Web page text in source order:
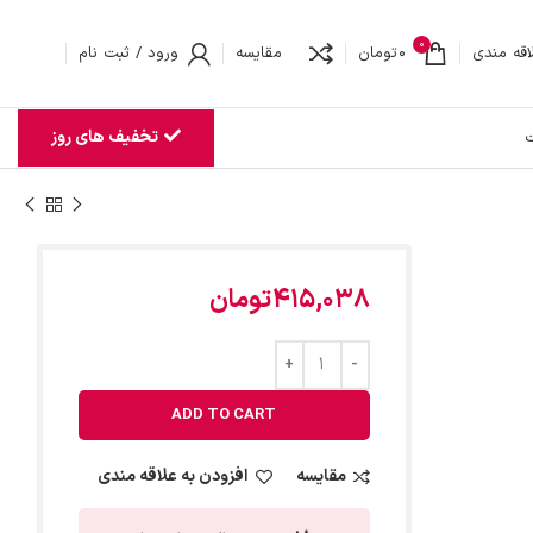
مندی 0
0تومان مقایسه ورود / ثبت نام
تخفیف های روز
415,038تومان
ADD TO CART
مقایسه افزودن به علاقه مندی